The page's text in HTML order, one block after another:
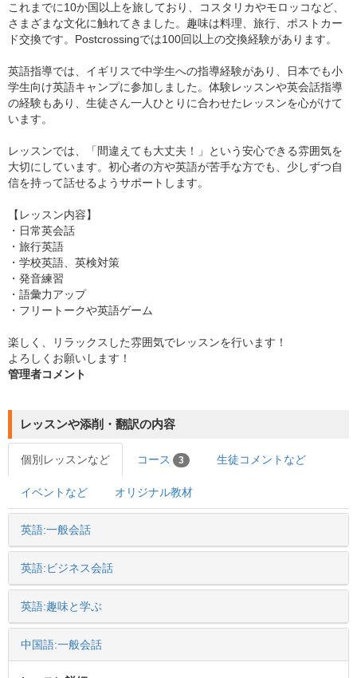
これまでに10か国以上を旅しており、コスタリカやモロッコなど、
さまざまな文化に触れてきました。趣味は料理、旅行、ポストカー
ド交換です。Postcrossingでは100回以上の交換経験があります。
英語指導では、イギリスで中学生への指導経験があり、日本でも小
学生向け英語キャンプに参加しました。体験レッスンや英会話指導
の経験もあり、生徒さん一人ひとりに合わせたレッスンを心がけて
います。
レッスンでは、「間違えても大丈夫！」という安心できる雰囲気を
大切にしています。初心者の方や英語が苦手な方でも、少しずつ自
信を持って話せるようサポートします。
【レッスン内容】
・日常英会話
・旅行英語
・学校英語、英検対策
・発音練習
・語彙力アップ
・フリートークや英語ゲーム
楽しく、リラックスした雰囲気でレッスンを行います！
よろしくお願いします！
管理者コメント
レッスンや添削・翻訳の内容
個別レッスンなど コース 3 生徒コメントなど
イベントなど オリジナル教材
英語:一般会話
英語:ビジネス会話
英語:趣味と学ぶ
中国語:一般会話